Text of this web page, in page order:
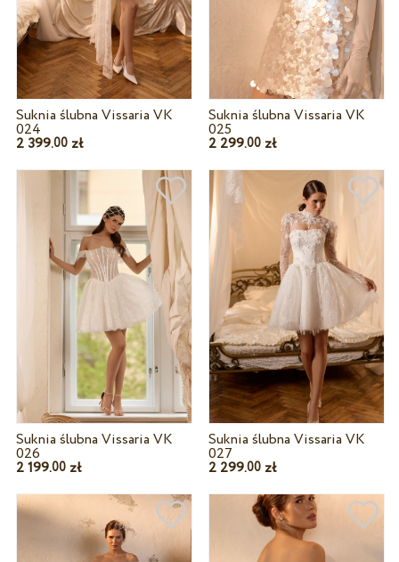
Suknia ślubna Vissaria VK
024
2 399.00zł
Suknia ślubna Vissaria VK
025
2 299.00 zł
Suknia ślubna Vissaria VK
026
2 199.00zł
Suknia ślubna Vissaria VK
027
2 299.00 zł